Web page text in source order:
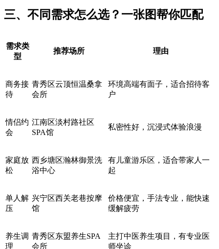
三、不同需求怎么选？一张图帮你匹配
需求类
型
推荐场所 理由
商务接
待
青秀区云顶恒温桑拿
会所
环境高端有面子，适合招待客
户
情侣约
会
江南区淡村路社区
SPA馆
私密性好，沉浸式体验浪漫
家庭放
松
西乡塘区瀚林御景洗
浴中心
有儿童游乐区，适合带家人一
起
单人解
压
兴宁区西关老巷按摩
馆
价格便宜，手法专业，能快速
缓解疲劳
养生调
理
青秀区东盟养生SPA
会所
主打中医养生项目，有专业医
师坐诊